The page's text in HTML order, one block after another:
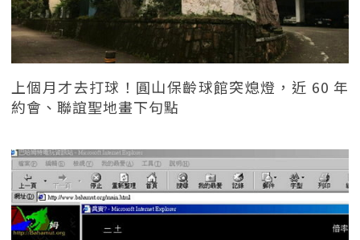
上個月才去打球！圓山保齡球館突熄燈，近 60 年
約會、聯誼聖地畫下句點